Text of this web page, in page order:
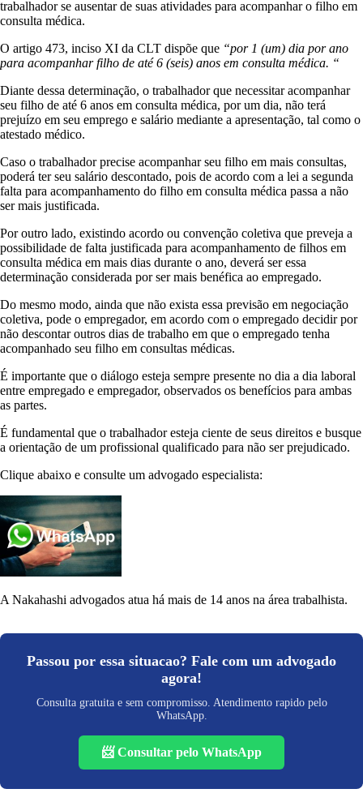
trabalhador se ausentar de suas atividades para acompanhar o filho em
consulta médica.
O artigo 473, inciso XI da CLT dispõe que “por 1 (um) dia por ano
para acompanhar filho de até 6 (seis) anos em consulta médica. “
Diante dessa determinação, o trabalhador que necessitar acompanhar
seu filho de até 6 anos em consulta médica, por um dia, não terá
prejuízo em seu emprego e salário mediante a apresentação, tal como o
atestado médico.
Caso o trabalhador precise acompanhar seu filho em mais consultas,
poderá ter seu salário descontado, pois de acordo com a lei a segunda
falta para acompanhamento do filho em consulta médica passa a não
ser mais justificada.
Por outro lado, existindo acordo ou convenção coletiva que preveja a
possibilidade de falta justificada para acompanhamento de filhos em
consulta médica em mais dias durante o ano, deverá ser essa
determinação considerada por ser mais benéfica ao empregado.
Do mesmo modo, ainda que não exista essa previsão em negociação
coletiva, pode o empregador, em acordo com o empregado decidir por
não descontar outros dias de trabalho em que o empregado tenha
acompanhado seu filho em consultas médicas.
É importante que o diálogo esteja sempre presente no dia a dia laboral
entre empregado e empregador, observados os benefícios para ambas
as partes.
É fundamental que o trabalhador esteja ciente de seus direitos e busque
a orientação de um profissional qualificado para não ser prejudicado.
Clique abaixo e consulte um advogado especialista:
A Nakahashi advogados atua há mais de 14 anos na área trabalhista.
Passou por essa situacao? Fale com um advogado
agora!
Consulta gratuita e sem compromisso. Atendimento rapido pelo
WhatsApp.
📨 Consultar pelo WhatsApp